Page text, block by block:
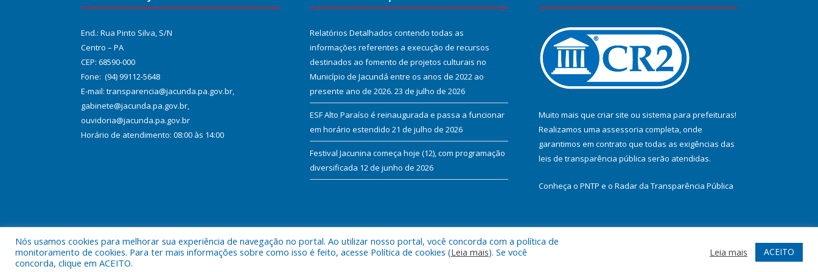
End.: Rua Pinto Silva, S/N
Centro – PA
CEP: 68590-000
Fone: (94) 99112-5648
E-mail: transparencia@jacunda.pa.gov.br,
gabinete@jacunda.pa.gov.br,
ouvidoria@jacunda.pa.gov.br
Horário de atendimento: 08:00 às 14:00
Relatórios Detalhados contendo todas as
informações referentes a execução de recursos
destinados ao fomento de projetos culturais no
Município de Jacundá entre os anos de 2022 ao
presente ano de 2026. 23 de julho de 2026
ESF Alto Paraíso é reinaugurada e passa a funcionar
em horário estendido 21 de julho de 2026
Festival Jacunina começa hoje (12), com programação
diversificada 12 de junho de 2026
Muito mais que criar site ou sistema para prefeituras!
Realizamos uma assessoria completa, onde
garantimos em contrato que todas as exigências das
leis de transparência pública serão atendidas.
Conheça o PNTP e o Radar da Transparência Pública
Todos os direitos reservados a Prefeitura Municipal de Jacundá. Mapa do Site Acessar Webmail
Nós usamos cookies para melhorar sua experiência de navegação no portal. Ao utilizar nosso portal, você concorda com a política de
monitoramento de cookies. Para ter mais informações sobre como isso é feito, acesse Política de cookies (Leia mais). Se você
concorda, clique em ACEITO.
Leia mais ACEITO